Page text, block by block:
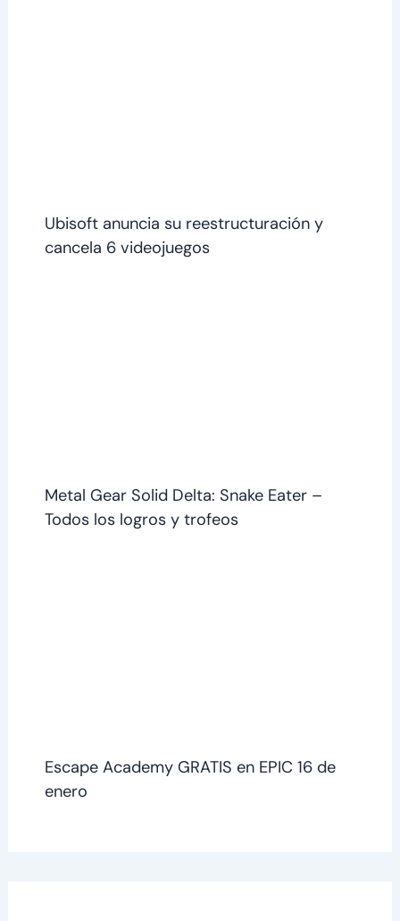
Ubisoft anuncia su reestructuración y
cancela 6 videojuegos
Metal Gear Solid Delta: Snake Eater –
Todos los logros y trofeos
Escape Academy GRATIS en EPIC 16 de
enero